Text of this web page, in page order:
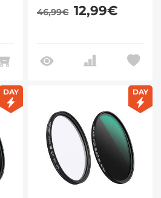
Meerlaagse
Nanocoating
46,99€ 12,99€
DAY DAY